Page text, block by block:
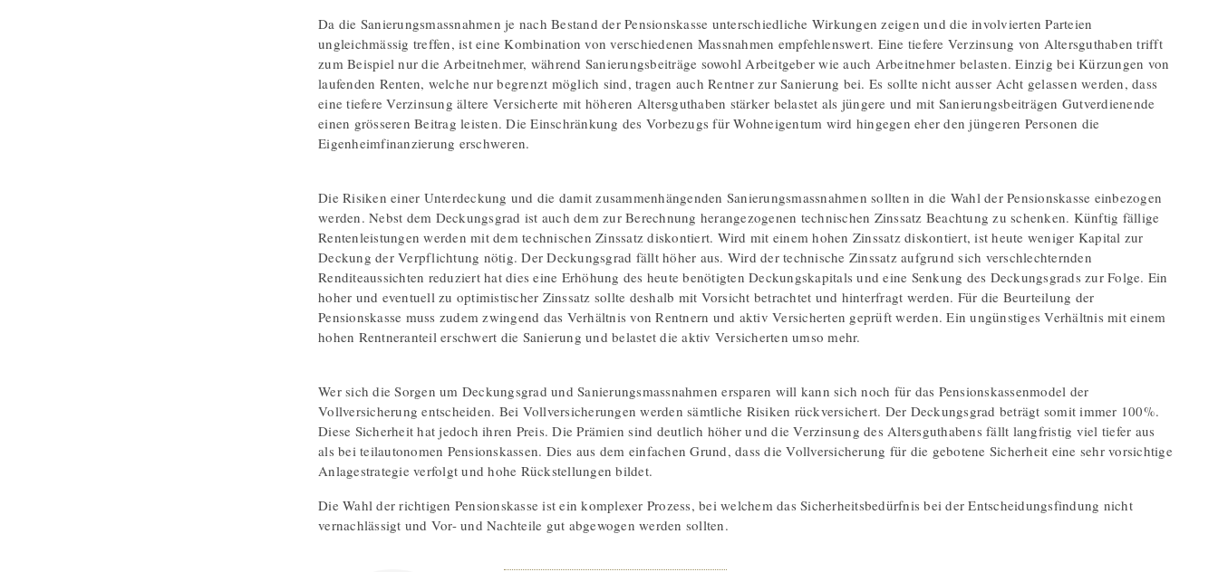
Da die Sanierungsmassnahmen je nach Bestand der Pensionskasse unterschiedliche Wirkungen zeigen und die involvierten Parteien
ungleichmässig treffen, ist eine Kombination von verschiedenen Massnahmen empfehlenswert. Eine tiefere Verzinsung von Altersguthaben trifft
zum Beispiel nur die Arbeitnehmer, während Sanierungsbeiträge sowohl Arbeitgeber wie auch Arbeitnehmer belasten. Einzig bei Kürzungen von
laufenden Renten, welche nur begrenzt möglich sind, tragen auch Rentner zur Sanierung bei. Es sollte nicht ausser Acht gelassen werden, dass
eine tiefere Verzinsung ältere Versicherte mit höheren Altersguthaben stärker belastet als jüngere und mit Sanierungsbeiträgen Gutverdienende
einen grösseren Beitrag leisten. Die Einschränkung des Vorbezugs für Wohneigentum wird hingegen eher den jüngeren Personen die
Eigenheimfinanzierung erschweren.
Die Risiken einer Unterdeckung und die damit zusammenhängenden Sanierungsmassnahmen sollten in die Wahl der Pensionskasse einbezogen
werden. Nebst dem Deckungsgrad ist auch dem zur Berechnung herangezogenen technischen Zinssatz Beachtung zu schenken. Künftig fällige
Rentenleistungen werden mit dem technischen Zinssatz diskontiert. Wird mit einem hohen Zinssatz diskontiert, ist heute weniger Kapital zur
Deckung der Verpflichtung nötig. Der Deckungsgrad fällt höher aus. Wird der technische Zinssatz aufgrund sich verschlechternden
Renditeaussichten reduziert hat dies eine Erhöhung des heute benötigten Deckungskapitals und eine Senkung des Deckungsgrads zur Folge. Ein
hoher und eventuell zu optimistischer Zinssatz sollte deshalb mit Vorsicht betrachtet und hinterfragt werden. Für die Beurteilung der
Pensionskasse muss zudem zwingend das Verhältnis von Rentnern und aktiv Versicherten geprüft werden. Ein ungünstiges Verhältnis mit einem
hohen Rentneranteil erschwert die Sanierung und belastet die aktiv Versicherten umso mehr.
Wer sich die Sorgen um Deckungsgrad und Sanierungsmassnahmen ersparen will kann sich noch für das Pensionskassenmodel der
Vollversicherung entscheiden. Bei Vollversicherungen werden sämtliche Risiken rückversichert. Der Deckungsgrad beträgt somit immer 100%.
Diese Sicherheit hat jedoch ihren Preis. Die Prämien sind deutlich höher und die Verzinsung des Altersguthabens fällt langfristig viel tiefer aus
als bei teilautonomen Pensionskassen. Dies aus dem einfachen Grund, dass die Vollversicherung für die gebotene Sicherheit eine sehr vorsichtige
Anlagestrategie verfolgt und hohe Rückstellungen bildet.
Die Wahl der richtigen Pensionskasse ist ein komplexer Prozess, bei welchem das Sicherheitsbedürfnis bei der Entscheidungsfindung nicht
vernachlässigt und Vor- und Nachteile gut abgewogen werden sollten.